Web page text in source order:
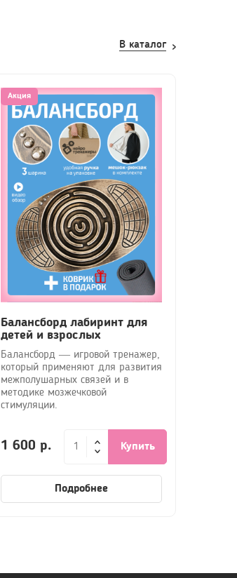
В каталог
Акция
Балансборд лабиринт для
детей и взрослых
Балансборд — игровой тренажер,
который применяют для развития
межполушарных связей и в
методике мозжечковой
стимуляции.
1 600 р. Купить
Подробнее